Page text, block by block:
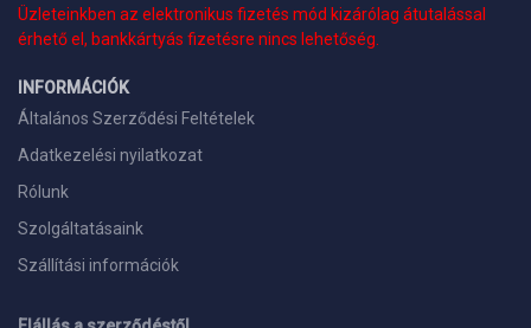
Üzleteinkben az elektronikus fizetés mód kizárólag átutalással
érhető el, bankkártyás fizetésre nincs lehetőség.
INFORMÁCIÓK
Általános Szerződési Feltételek
Adatkezelési nyilatkozat
Rólunk
Szolgáltatásaink
Szállítási információk